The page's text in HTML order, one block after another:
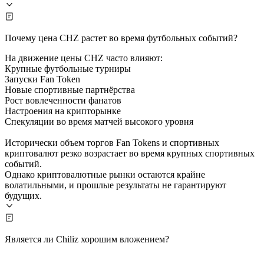
Почему цена CHZ растет во время футбольных событий?
На движение цены CHZ часто влияют:
Крупные футбольные турниры
Запуски Fan Token
Новые спортивные партнёрства
Рост вовлеченности фанатов
Настроения на крипторынке
Спекуляции во время матчей высокого уровня
Исторически объем торгов Fan Tokens и спортивных
криптовалют резко возрастает во время крупных спортивных
событий.
Однако криптовалютные рынки остаются крайне
волатильными, и прошлые результаты не гарантируют
будущих.
Является ли Chiliz хорошим вложением?